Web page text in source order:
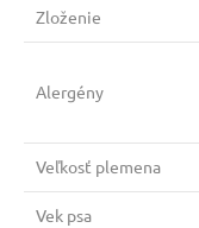
Zloženie
Alergény
Veľkosť plemena
Vek psa